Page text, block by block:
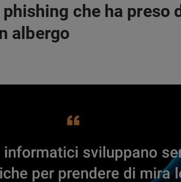
che ha preso
albergo